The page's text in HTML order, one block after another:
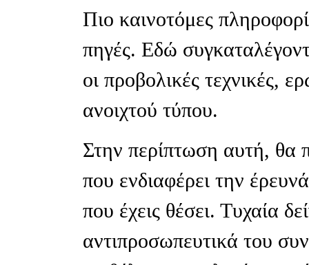
Πιο καινοτόμες
πηγές. Εδώ
οι προβολικές τεχνικές,
ανοιχτού τύπου.
Στην περίπτωση αυτή, θα
που ενδιαφέρει την
που έχεις θέσει. Τυχαία
αντιπροσωπευτικά του